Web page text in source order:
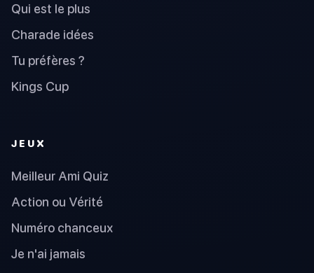
Qui est le plus
Charade idées
Tu préfères ?
Kings Cup
JEUX
Meilleur Ami Quiz
Action ou Vérité
Numéro chanceux
Je n'ai jamais